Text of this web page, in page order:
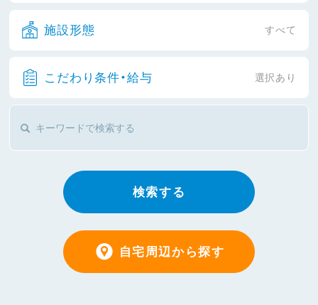
施設形態 すべて
こだわり条件・給与 選択あり
検索する
自宅周辺から探す